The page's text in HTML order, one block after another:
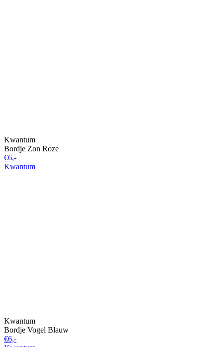
Kwantum
Bordje Zon Roze
€6,-
Kwantum
Kwantum
Bordje Vogel Blauw
€6,-